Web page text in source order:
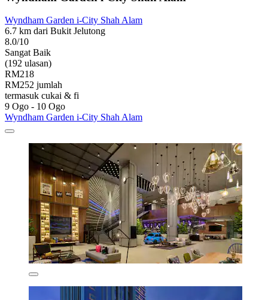
Wyndham Garden i-City Shah Alam
6.7 km dari Bukit Jelutong
8.0/10
Sangat Baik
(192 ulasan)
RM218
RM252 jumlah
termasuk cukai & fi
9 Ogo - 10 Ogo
Wyndham Garden i-City Shah Alam